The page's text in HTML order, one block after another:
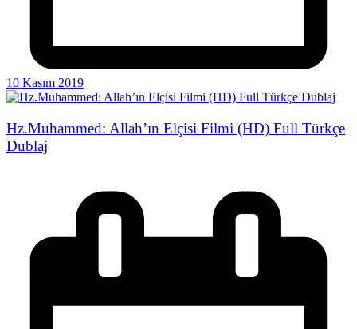
10 Kasım 2019
Hz.Muhammed: Allah’ın Elçisi Filmi (HD) Full Türkçe
Dublaj